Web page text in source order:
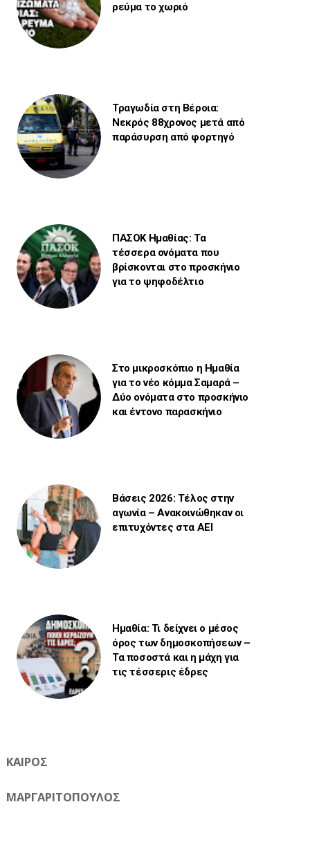
ρεύμα το χωριό
Τραγωδία στη Βέροια:
Νεκρός 88χρονος μετά από
παράσυρση από φορτηγό
ΠΑΣΟΚ Ημαθίας: Τα
τέσσερα ονόματα που
βρίσκονται στο προσκήνιο
για το ψηφοδέλτιο
Στο μικροσκόπιο η Ημαθία
για το νέο κόμμα Σαμαρά –
Δύο ονόματα στο προσκήνιο
και έντονο παρασκήνιο
Βάσεις 2026: Τέλος στην
αγωνία – Ανακοινώθηκαν οι
επιτυχόντες στα ΑΕΙ
Ημαθία: Τι δείχνει ο μέσος
όρος των δημοσκοπήσεων –
Τα ποσοστά και η μάχη για
τις τέσσερις έδρες
ΚΑΙΡΟΣ
ΜΑΡΓΑΡΙΤΟΠΟΥΛΟΣ